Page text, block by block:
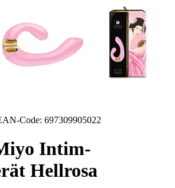
Code: 697309905022
Intim-
Hellrosa